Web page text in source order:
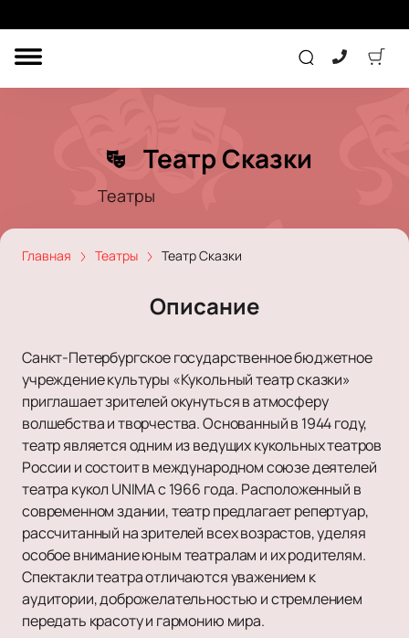
ДРУГОЕ
КОНЦЕРТ
Оркестр
Джаз и блюз
Фестиваль
Шоу
Инди
Танцевальное шоу
Новогодние концерты
Литературные чтения
Новогоднее шоу
Романс
Детский спектакль
Кукольный театр
Сказка
Музыкальная сказка
Детский мюзикл
Театр
Комедия
Драма
Спектакль
Балет
Пьеса
Опера
Музыкальный спектакль
Мюзикл
Моноспектакль
Трагикомедия
Оперетта
Дополнительно
Афиша и Билеты
Новости
Популярное 2
Балет ЩелкунчикТеатр балета Б. Эйфмана «Чайка. Балетная
VIP-Билеты
Гастроли
Театр балета Эйфмана
Подарочные сертификаты
Щелкунчик
Балет Эйфмана «Преступление и наказание»
Театр Сказки
Театры
Главная Театры Театр Сказки
Описание
Санкт-Петербургское государственное бюджетное
учреждение культуры «Кукольный театр сказки»
приглашает зрителей окунуться в атмосферу
волшебства и творчества. Основанный в 1944 году,
театр является одним из ведущих кукольных театров
России и состоит в международном союзе деятелей
театра кукол UNIMA с 1966 года. Расположенный в
современном здании, театр предлагает репертуар,
рассчитанный на зрителей всех возрастов, уделяя
особое внимание юным театралам и их родителям.
Спектакли театра отличаются уважением к
аудитории, доброжелательностью и стремлением
передать красоту и гармонию мира.